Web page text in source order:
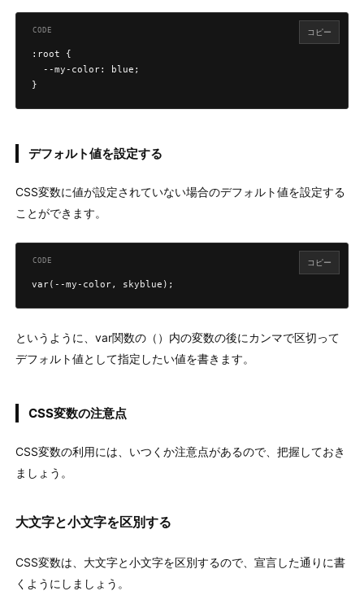
:root {
  --my-color: blue;
}
コピー
デフォルト値を設定する
CSS変数に値が設定されていない場合のデフォルト値を設定する
ことができます。
var(--my-color, skyblue);
コピー
というように、var関数の（）内の変数の後にカンマで区切って
デフォルト値として指定したい値を書きます。
CSS変数の注意点
CSS変数の利用には、いつくか注意点があるので、把握しておき
ましょう。
大文字と小文字を区別する
CSS変数は、大文字と小文字を区別するので、宣言した通りに書
くようにしましょう。